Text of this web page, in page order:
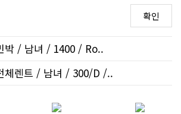
박 / 남녀 / 1400 / Ro..
체렌트 / 남녀 / 300/D /..